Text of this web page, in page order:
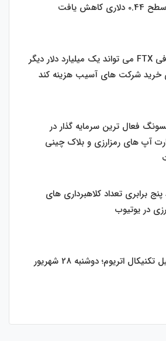
کاهش یافت
صرافی FTX می تواند یک میلیارد دلار دیگر
خرید شرکت های آسیب هزینه کند
فعال‌ ترین سرمایه‌ گذار در
آپ‌ های رمزارزی و بلاک چینی
برابری تعداد کلاهبرداری های
در یوتیوب
تکنیکال اتریوم؛ دوشنبه 28 شهریور